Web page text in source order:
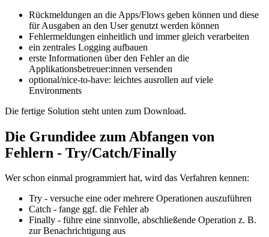
Rückmeldungen an die Apps/Flows geben können und diese
für Ausgaben an den User genutzt werden können
Fehlermeldungen einheitlich und immer gleich verarbeiten
ein zentrales Logging aufbauen
erste Informationen über den Fehler an die
Applikationsbetreuer:innen versenden
optional/nice-to-have: leichtes ausrollen auf viele
Environments
Die fertige Solution steht unten zum Download.
Die Grundidee zum Abfangen von
Fehlern - Try/Catch/Finally
Wer schon einmal programmiert hat, wird das Verfahren kennen:
Try - versuche eine oder mehrere Operationen auszuführen
Catch - fange ggf. die Fehler ab
Finally - führe eine sinnvolle, abschließende Operation z. B.
zur Benachrichtigung aus